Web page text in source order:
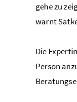
gehe zu
warnt
Die
Person